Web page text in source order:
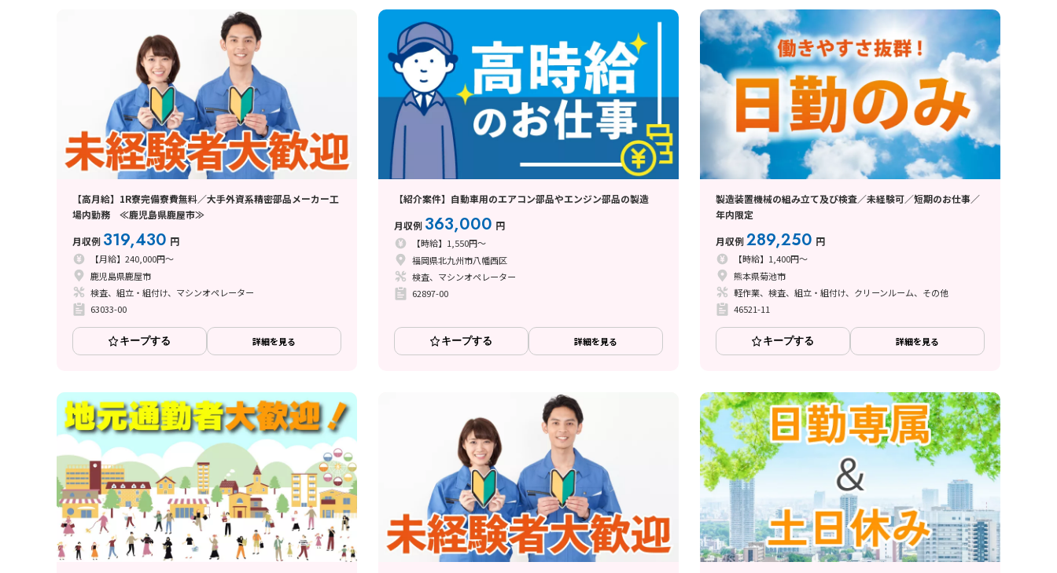
【高月給】1R寮完備寮費無料／大手外資系精密部品メーカー工
場内勤務 ≪鹿児島県鹿屋市≫
月収例 319,430 円
【月給】240,000円～
鹿児島県鹿屋市
検査、組立・組付け、マシンオペレーター
63033-00
キープする 詳細を見る
【紹介案件】自動車用のエアコン部品やエンジン部品の製造
月収例 363,000 円
【時給】1,550円～
福岡県北九州市八幡西区
検査、マシンオペレーター
62897-00
キープする 詳細を見る
製造装置機械の組み立て及び検査／未経験可／短期のお仕事／
年内限定
月収例289,250 円
【時給】1,400円～
熊本県菊池市
軽作業、検査、組立・組付け、クリーンルーム、その他
46521-11
キープする 詳細を見る